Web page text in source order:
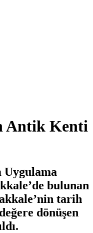
Antik Kenti
bulunan
tarih
dönüşen